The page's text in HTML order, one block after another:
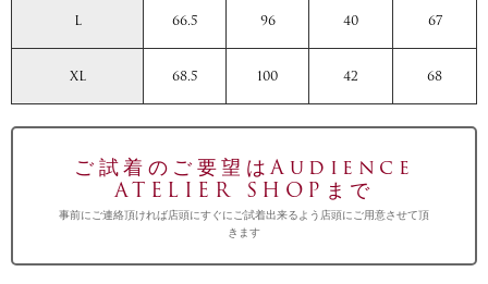
L 66.5 96 40 67
XL 68.5 100 42 68
ご試着のご要望はAudience
ATELIER SHOPまで
事前にご連絡頂ければ店頭にすぐにご試着出来るよう店頭にご用意させて頂
きます